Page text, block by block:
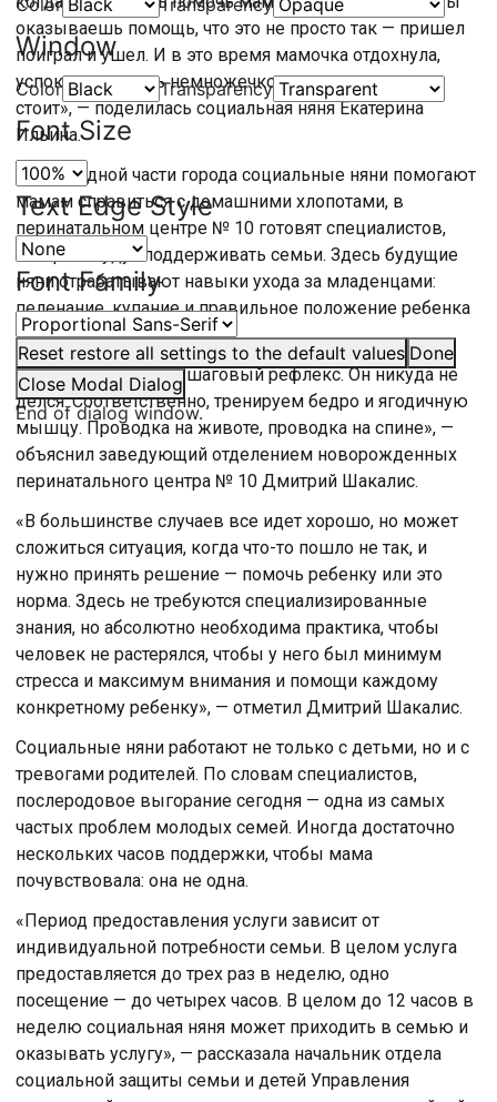
Color Transparency
Window
Color Transparency
Font Size
Text Edge Style
Font Family
Reset restore all settings to the default values Done
Close Modal Dialog
End of dialog window.
оказываешь помощь, что это не просто так — пришел
поиграл и ушел. И в это время мамочка отдохнула,
успокоилась, хоть немножечко — это тоже дорого
стоит», — поделилась социальная няня Екатерина
Ильина.
Пока в одной части города социальные няни помогают
мамам справиться с домашними хлопотами, в
перинатальном центре № 10 готовят специалистов,
которые будут поддерживать семьи. Здесь будущие
няни отрабатывают навыки ухода за младенцами:
пеленание, купание и правильное положение ребенка
на руках.
«Проходка по дну — шаговый рефлекс. Он никуда не
делся. Соответственно, тренируем бедро и ягодичную
мышцу. Проводка на животе, проводка на спине», —
объяснил заведующий отделением новорожденных
перинатального центра № 10 Дмитрий Шакалис.
«В большинстве случаев все идет хорошо, но может
сложиться ситуация, когда что-то пошло не так, и
нужно принять решение — помочь ребенку или это
норма. Здесь не требуются специализированные
знания, но абсолютно необходима практика, чтобы
человек не растерялся, чтобы у него был минимум
стресса и максимум внимания и помощи каждому
конкретному ребенку», — отметил Дмитрий Шакалис.
Социальные няни работают не только с детьми, но и с
тревогами родителей. По словам специалистов,
послеродовое выгорание сегодня — одна из самых
частых проблем молодых семей. Иногда достаточно
нескольких часов поддержки, чтобы мама
почувствовала: она не одна.
«Период предоставления услуги зависит от
индивидуальной потребности семьи. В целом услуга
предоставляется до трех раз в неделю, одно
посещение — до четырех часов. В целом до 12 часов в
неделю социальная няня может приходить в семью и
оказывать услугу», — рассказала начальник отдела
социальной защиты семьи и детей Управления